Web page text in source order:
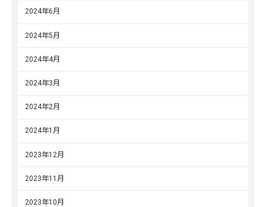
2024年6月
2024年5月
2024年4月
2024年3月
2024年2月
2024年1月
2023年12月
2023年11月
2023年10月